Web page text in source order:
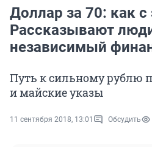
Доллар за 70: как
Рассказывают
независимый
Путь к сильному рублю
и майские указы
11 сентября 2018, 13:01 Обсудить